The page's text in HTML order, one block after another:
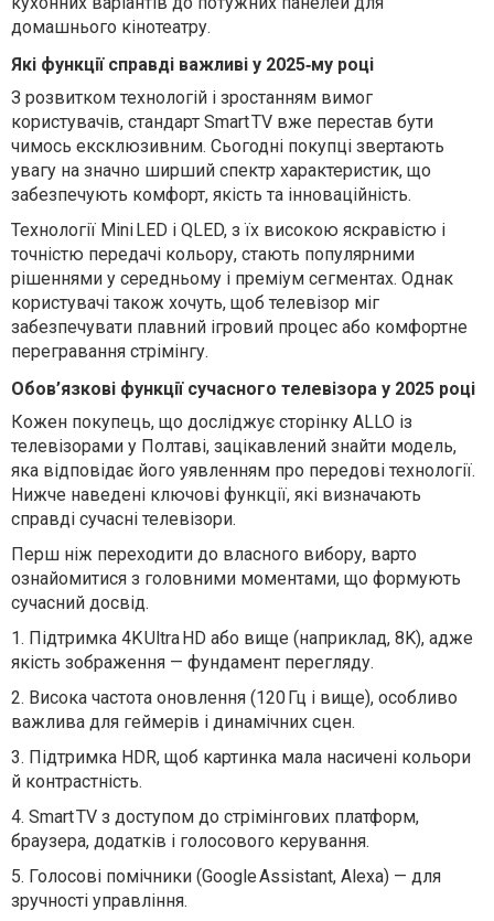
домашнього кінотеатру.
Які функції справді важливі у 2025‑му році
З розвитком технологій і зростанням вимог
користувачів, стандарт Smart TV вже перестав бути
чимось ексклюзивним. Сьогодні покупці звертають
увагу на значно ширший спектр характеристик, що
забезпечують комфорт, якість та інноваційність.
Технології Mini LED і QLED, з їх високою яскравістю і
точністю передачі кольору, стають популярними
рішеннями у середньому і преміум сегментах. Однак
користувачі також хочуть, щоб телевізор міг
забезпечувати плавний ігровий процес або комфортне
перегравання стрімінгу.
Обов’язкові функції сучасного телевізора у 2025 році
Кожен покупець, що досліджує сторінку ALLO із
телевізорами у Полтаві, зацікавлений знайти модель,
яка відповідає його уявленням про передові технології.
Нижче наведені ключові функції, які визначають
справді сучасні телевізори.
Перш ніж переходити до власного вибору, варто
ознайомитися з головними моментами, що формують
сучасний досвід.
1. Підтримка 4K Ultra HD або вище (наприклад, 8K), адже
якість зображення — фундамент перегляду.
2. Висока частота оновлення (120 Гц і вище), особливо
важлива для геймерів і динамічних сцен.
3. Підтримка HDR, щоб картинка мала насичені кольори
й контрастність.
4. Smart TV з доступом до стрімінгових платформ,
браузера, додатків і голосового керування.
5. Голосові помічники (Google Assistant, Alexa) — для
зручності управління.